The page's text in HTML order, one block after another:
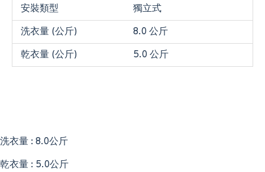
安裝類型
獨立式
洗衣量 (公斤)
8.0 公斤
乾衣量 (公斤)
5.0 公斤
洗衣量 : 8.0公斤
乾衣量 : 5.0公斤